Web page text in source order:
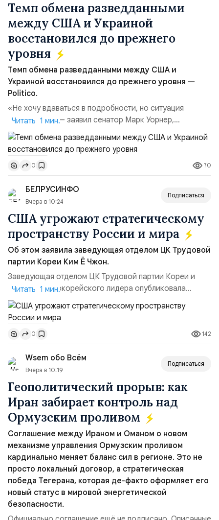
Темп обмена разведданными
между США и Украиной
восстановился до прежнего
уровня
Темп обмена разведданными между США и
Украиной восстановился до прежнего уровня —
Politico.
«Не хочу вдаваться в подробности, но ситуация
улучшилась», — заявил сенатор Марк Уорнер,
высокопоставленный член комитета по разведке,
добавив, что использование Украиной беспилотников и
ракет большой дальности позволило ей наносить
удары вглубь российской территории и укрепило её
позиции.Сотрудничество со стороны США стало
ключом к позитивному пов...
Читать 1 мин.
0 70
БЕЛРУСИНФО
Вчера в 10:24
Подписаться
США угрожают стратегическому
пространству России и мира
Об этом заявила заведующая отделом ЦК Трудовой
партии Кореи Ким Ё Чжон.
Заведующая отделом ЦК Трудовой партии Кореи и
сестра северокорейского лидера опубликовала
заявление для прессы в ответ на проведение Токио
совместных с флотом США запусков крылатых ракет
Томагавк.«Япония отбросила обманчивую видимость
„исключительно оборонительной страны“ и выносит
вопрос о собственном ядерном вооружении на
всеобщее обозрение, одновреме...
Читать 1 мин.
0 142
Wsem обо Всём
Вчера в 10:19
Подписаться
Геополитический прорыв: как
Иран забирает контроль над
Ормузским проливом
Соглашение между Ираном и Оманом о новом
механизме управления Ормузским проливом
кардинально меняет баланс сил в регионе. Это не
просто локальный договор, а стратегическая
победа Тегерана, которая де-факто оформляет его
новый статус в мировой энергетической
безопасности.